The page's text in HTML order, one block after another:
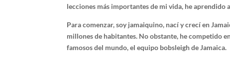
lecciones más importantes de mi vida, he aprendido
Para comenzar, soy jamaiquino, nací y crecí en
millones de habitantes. No obstante, he competido
famosos del mundo, el equipo bobsleigh de Jamaica.